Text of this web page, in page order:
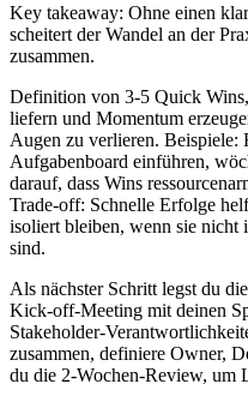
Key takeaway: Ohne einen
scheitert der Wandel an der
zusammen.
Definition von 3-5 Quick
liefern und Momentum
Augen zu verlieren. Beispiele:
Aufgabenboard einführen,
darauf, dass Wins
Trade-off: Schnelle Erfolge
isoliert bleiben, wenn sie nicht
sind.
Als nächster Schritt legst du
Kick-off-Meeting mit deinen
Stakeholder-
zusammen, definiere Owner,
du die 2-Wochen-Review, um